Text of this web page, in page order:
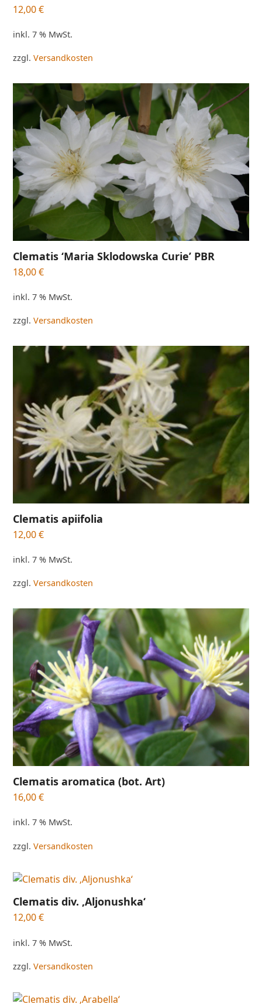
12,00€
inkl. 7 % MwSt.
zzgl.Versandkosten
Clematis ‘Maria Sklodowska Curie’ PBR
18,00€
inkl. 7 % MwSt.
zzgl.Versandkosten
Clematis apiifolia
12,00€
inkl. 7 % MwSt.
zzgl.Versandkosten
Clematis aromatica (bot. Art)
16,00€
inkl. 7 % MwSt.
zzgl.Versandkosten
Clematis div. ‚Aljonushka‘
12,00€
inkl. 7 % MwSt.
zzgl.Versandkosten